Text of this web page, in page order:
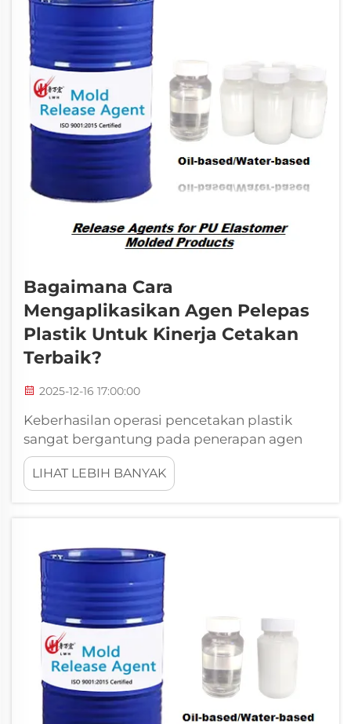
Bagaimana Cara
Mengaplikasikan Agen Pelepas
Plastik Untuk Kinerja Cetakan
Terbaik?
2025-12-16 17:00:00
Keberhasilan operasi pencetakan plastik
sangat bergantung pada penerapan agen
pelepas plastik yang tepat guna memastikan
proses demolding yang lancar dan menjaga
kualitas produk. Memahami teknik yang
LIHAT LEBIH BANYAK